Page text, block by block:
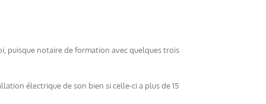
puisque notaire de formation avec quelques trois
électrique de son bien si celle-ci a plus de 15